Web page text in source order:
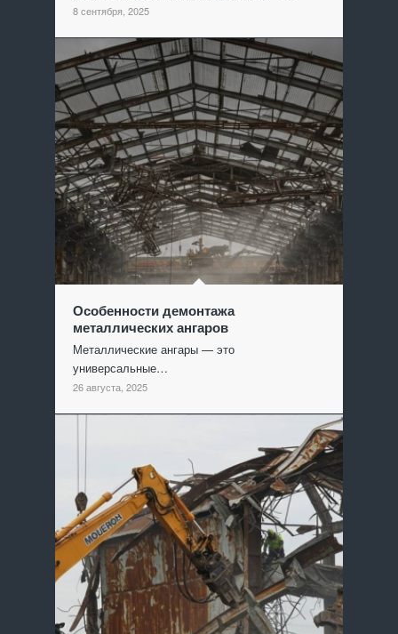
8 сентября, 2025
Особенности демонтажа
металлических ангаров
Металлические ангары — это
универсальные…
26 августа, 2025